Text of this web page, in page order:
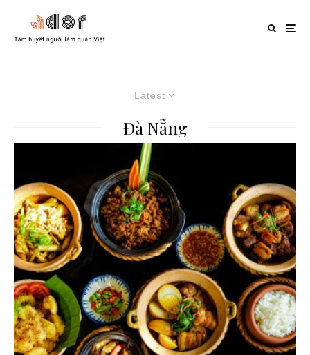
Latest
Đà Nẵng